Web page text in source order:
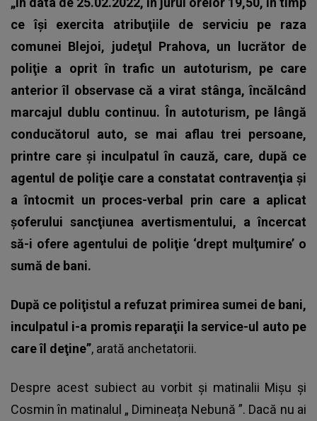
ce îşi exercita atribuţiile de serviciu pe raza
comunei Blejoi, judeţul Prahova, un lucrător de
poliţie a oprit în trafic un autoturism, pe care
anterior îl observase că a virat stânga, încălcând
marcajul dublu continuu. În autoturism, pe lângă
conducătorul auto, se mai aflau trei persoane,
printre care şi inculpatul în cauză, care, după ce
agentul de poliţie care a constatat contravenţia şi
a întocmit un proces-verbal prin care a aplicat
şoferului sancţiunea avertismentului, a încercat
să-i ofere agentului de poliţie ‘drept mulţumire’ o
sumă de bani.
După ce poliţistul a refuzat primirea sumei de bani,
inculpatul i-a promis reparaţii la service-ul auto pe
care îl deţine”, arată anchetatorii.
Despre acest subiect au vorbit și matinalii Mișu și
Cosmin în matinalul „ Dimineața Nebună ”. Dacă nu ai